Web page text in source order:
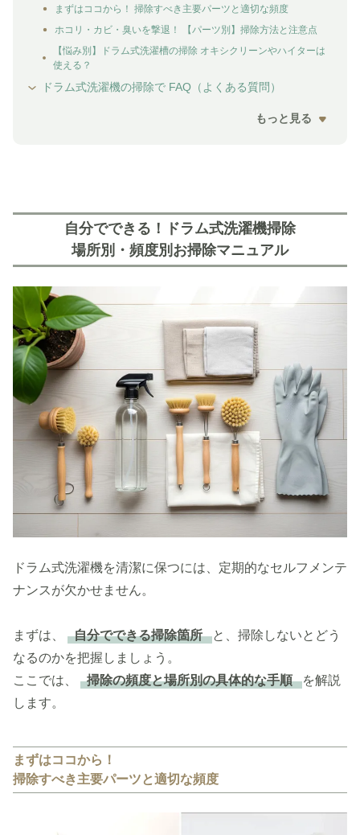
まずはココから！ 掃除すべき主要パーツと適切な頻度
ホコリ・カビ・臭いを撃退！ 【パーツ別】掃除方法と注意点
【悩み別】ドラム式洗濯槽の掃除 オキシクリーンやハイターは
使える？
ドラム式洗濯機の掃除で FAQ（よくある質問）
もっと見る
自分でできる！ドラム式洗濯機掃除
場所別・頻度別お掃除マニュアル
ドラム式洗濯機を清潔に保つには、定期的なセルフメンテ
ナンスが欠かせません。
まずは、 自分でできる掃除箇所 と、掃除しないとどう
なるのかを把握しましょう。
ここでは、
掃除の頻度と場所別の具体的な手順 を解説
します。
まずはココから！
掃除すべき主要パーツと適切な頻度